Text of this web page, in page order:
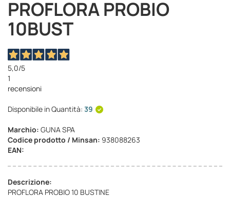
PROFLORA PROBIO
10BUST
5,0/5
1
recensioni
Disponibile in Quantità: 39
Marchio: GUNA SPA
Codice prodotto / Minsan: 938088263
EAN:
Descrizione:
PROFLORA PROBIO 10 BUSTINE
Vai
all'inizio
della
galleria
immagini